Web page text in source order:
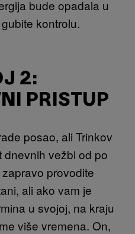
bude opadala u
kontrolu.
2:
PRISTUP
posao, ali Trinkov
dnevnih vežbi od po
provodite
ali ako vam je
u svojoj, na kraju
više vremena. On,